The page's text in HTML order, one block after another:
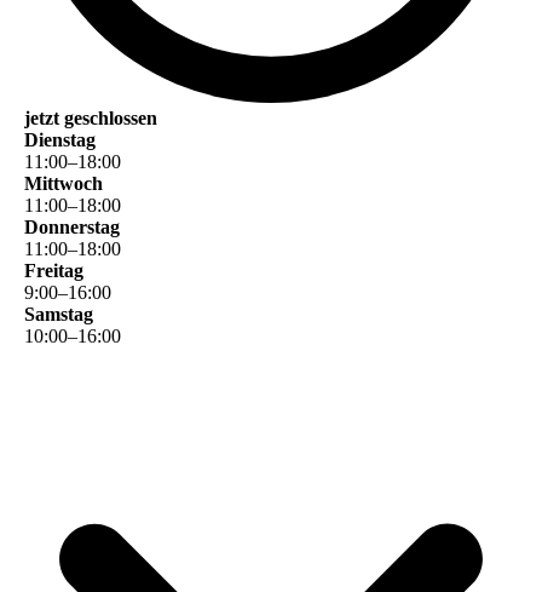
jetzt geschlossen
Dienstag
11 :00–18:00
Mittwoch
11 :00–18:00
Donnerstag
11 :00–18:00
Freitag
9:00–16:00
Samstag
10:00–16:00